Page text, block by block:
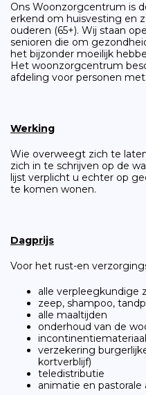
Ons Woonzorgcentrum is
erkend om huisvesting en
ouderen (65+). Wij staan
senioren die om
het bijzonder moeilijk
Het woonzorgcentrum
afdeling voor personen
Werking
Wie overweegt zich te
zich in te schrijven op de
lijst verplicht u echter op
te komen wonen.
Dagprijs
Voor het rust-en
alle verpleegkundige
zeep, shampoo,
alle maaltijden
onderhoud van de
incontinentiemateriaal
verzekering
kortverblijf)
teledistributie
animatie en